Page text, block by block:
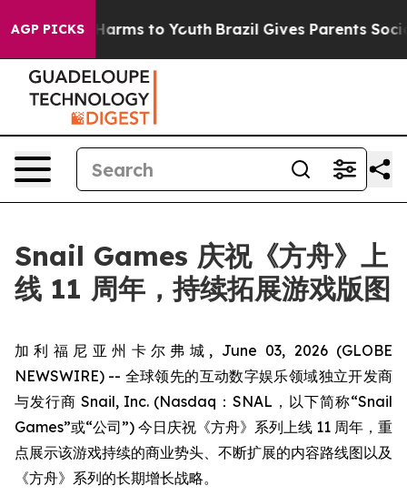
AGP PICKS
Abate Harms to Youth Brazil Gives Parents Social
Snail Games 庆祝《方舟》上
线 11 周年，持续拓展游戏版图
加利福尼亚州卡尔弗城, June 03, 2026 (GLOBE
NEWSWIRE) -- 全球领先的互动数字娱乐领域独立开发商
与发行商 Snail, Inc. (Nasdaq：SNAL，以下简称“Snail
Games”或“公司”) 今日庆祝《方舟》系列上线 11 周年，重
点展示该游戏持续的商业势头、不断扩展的内容路线图以及
《方舟》系列的长期增长战略。